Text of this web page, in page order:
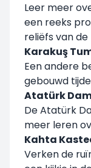
Leer meer
een reeks
reliëfs van de
Karakuş
Een andere
gebouwd
Atatürk
De Atatürk
meer leren
Kahta
Verken de